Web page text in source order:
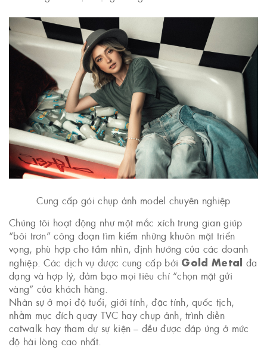
Cung cấp gói chụp ảnh model chuyên nghiệp
Chúng tôi hoạt động như một mắc xích trung gian giúp
“bôi trơn” công đoạn tìm kiếm những khuôn mặt triển
vọng, phù hợp cho tầm nhìn, định hướng của các doanh
nghiệp. Các dịch vụ được cung cấp bởi Gold Metal đa
dạng và hợp lý, đảm bạo mọi tiêu chí “chọn mặt gửi
vàng” của khách hàng.
Nhân sự ở mọi độ tuổi, giới tính, đặc tính, quốc tịch,
nhằm mục đích quay TVC hay chụp ảnh, trình diễn
catwalk hay tham dự sự kiện – đều được đáp ứng ở mức
độ hài lòng cao nhất.